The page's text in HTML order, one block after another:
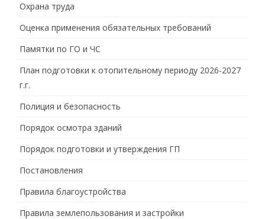
Охрана труда
Оценка применения обязательных требований
Памятки по ГО и ЧС
План подготовки к отопительному периоду 2026-2027
г.г.
Полиция и безопасность
Порядок осмотра зданий
Порядок подготовки и утверждения ГП
Постановления
Правила благоустройства
Правила землепользования и застройки